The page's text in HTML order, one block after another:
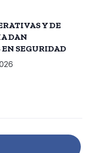
Y DE
DAN
SEGURIDAD